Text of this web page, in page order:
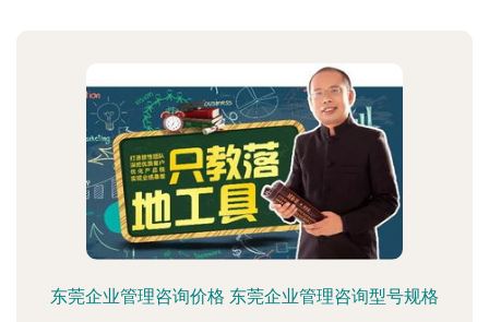
东莞企业管理咨询价格 东莞企业管理咨询型号规格